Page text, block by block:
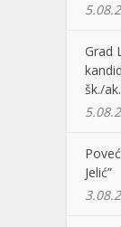
Grad
šk./
Jelić”